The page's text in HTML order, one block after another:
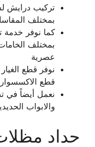
تركيب درايش
بمختلف
كما نوفر خدمة
بمختلف
عصرية
نوفر قطع الغيار
قطع
نعمل أيضاً في
والابواب
حداد